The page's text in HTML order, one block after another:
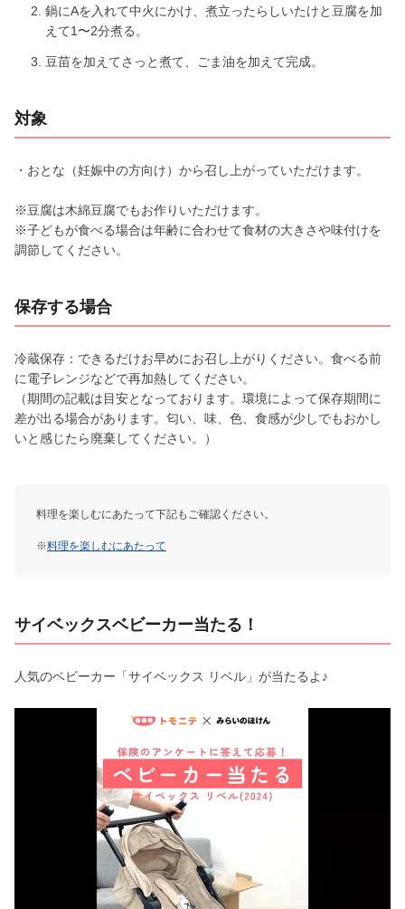
鍋にAを入れて中火にかけ、煮立ったらしいたけと豆腐を加
えて1〜2分煮る。
豆苗を加えてさっと煮て、ごま油を加えて完成。
対象
・おとな（妊娠中の方向け）から召し上がっていただけます。
※豆腐は木綿豆腐でもお作りいただけます。
※子どもが食べる場合は年齢に合わせて食材の大きさや味付けを
調節してください。
保存する場合
冷蔵保存：できるだけお早めにお召し上がりください。食べる前
に電子レンジなどで再加熱してください。
（期間の記載は目安となっております。環境によって保存期間に
差が出る場合があります。匂い、味、色、食感が少しでもおかし
いと感じたら廃棄してください。）
料理を楽しむにあたって下記もご確認ください。
※料理を楽しむにあたって
サイベックスベビーカー当たる！
人気のベビーカー「サイベックス リベル」が当たるよ♪